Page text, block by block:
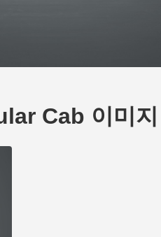
Cab 이미지